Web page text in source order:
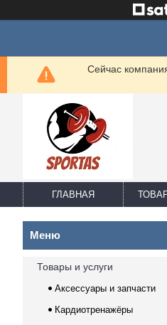
Сейчас
ГЛАВНАЯ
Товары и услуги
Аксессуары и запчасти
Кардиотренажёры